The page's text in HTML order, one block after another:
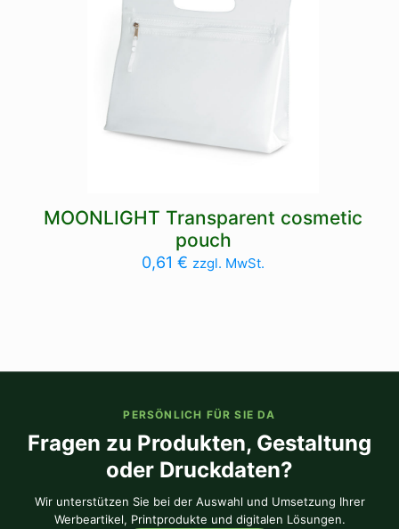
MOONLIGHT Transparent cosmetic
pouch
0,61€ zzgl. MwSt.
PERSÖNLICH FÜR SIE DA
Fragen zu Produkten, Gestaltung
oder Druckdaten?
Wir unterstützen Sie bei der Auswahl und Umsetzung Ihrer
Werbeartikel, Printprodukte und digitalen Lösungen.